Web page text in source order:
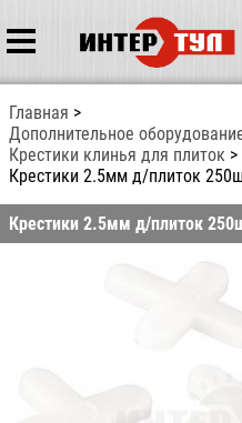
Главная
Дополнительное
Крестики клинья для плиток
Крестики 2.5мм д/плиток
Крестики 2.5мм д/плиток